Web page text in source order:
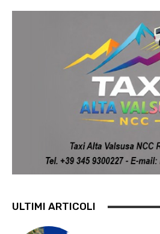
ULTIMI ARTICOLI